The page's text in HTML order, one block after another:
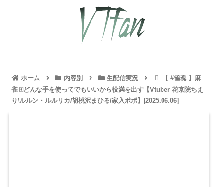
ホーム 内容別 生配信実況
【 #雀魂 】麻
雀 🀄どんな手を使ってでもいいから役満を出す【Vtuber 花京院ちえ
り/ルルン・ルルリカ/胡桃沢まひる/家入ポポ】[2025.06.06]